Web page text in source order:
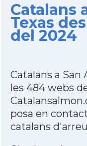
Catalans
Texas
del 2024
Catalans a San
les 484 webs
posa en
catalans